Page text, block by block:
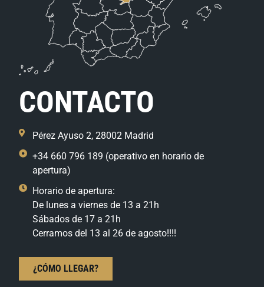
CONTACTO
Pérez Ayuso 2, 28002 Madrid
+34 660 796 189 (operativo en horario de
apertura)
Horario de apertura:
De lunes a viernes de 13 a 21h
Sábados de 17 a 21h
Cerramos del 13 al 26 de agosto!!!!
¿CÓMO LLEGAR?